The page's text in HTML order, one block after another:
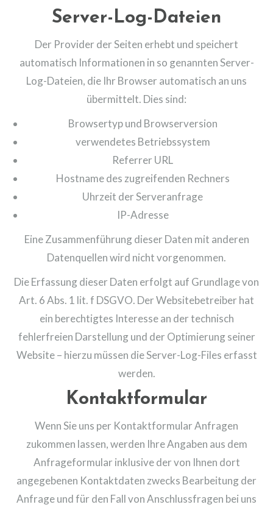
Server-Log-Dateien
Der Provider der Seiten erhebt und speichert
automatisch Informationen in so genannten Server-
Log-Dateien, die Ihr Browser automatisch an uns
übermittelt. Dies sind:
Browsertyp und Browserversion
verwendetes Betriebssystem
Referrer URL
Hostname des zugreifenden Rechners
Uhrzeit der Serveranfrage
IP-Adresse
Eine Zusammenführung dieser Daten mit anderen
Datenquellen wird nicht vorgenommen.
Die Erfassung dieser Daten erfolgt auf Grundlage von
Art. 6 Abs. 1 lit. f DSGVO. Der Websitebetreiber hat
ein berechtigtes Interesse an der technisch
fehlerfreien Darstellung und der Optimierung seiner
Website – hierzu müssen die Server-Log-Files erfasst
werden.
Kontaktformular
Wenn Sie uns per Kontaktformular Anfragen
zukommen lassen, werden Ihre Angaben aus dem
Anfrageformular inklusive der von Ihnen dort
angegebenen Kontaktdaten zwecks Bearbeitung der
Anfrage und für den Fall von Anschlussfragen bei uns